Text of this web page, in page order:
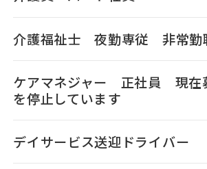
介護福祉士 夜勤専従 非常勤
ケアマネジャー 正社員 現在
を停止しています
デイサービス送迎ドライバー